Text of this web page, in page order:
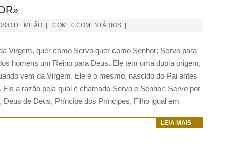
DE MILÃO COM: 0 COMENTÁRIOS
Virgem, quer como Servo quer como Senhor; Servo para
homens um Reino para Deus. Ele tem uma dupla origem,
vem da Virgem. Ele é o mesmo, nascido do Pai antes
a razão pela qual é chamado Servo e Senhor: Servo por
de Deus, Príncipe dos Príncipes, Filho igual em
LEIA MAIS →